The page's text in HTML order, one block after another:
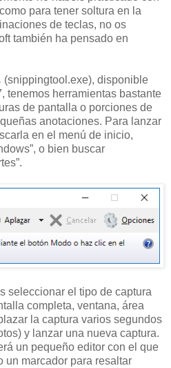
para tener soltura en la
de teclas, no os
también ha pensado en
(snippingtool.exe), disponible
tenemos herramientas bastante
de pantalla o porciones de
anotaciones. Para lanzar
en el menú de inicio,
o bien buscar
seleccionar el tipo de captura
completa, ventana, área
la captura varios segundos
y lanzar una nueva captura.
un pequeño editor con el que
un marcador para resaltar